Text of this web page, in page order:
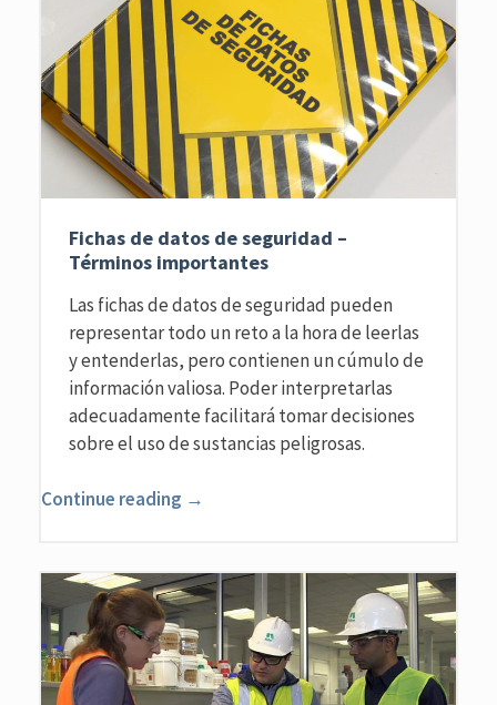
Fichas de datos de seguridad –
Términos importantes
Las fichas de datos de seguridad pueden
representar todo un reto a la hora de leerlas
y entenderlas, pero contienen un cúmulo de
información valiosa. Poder interpretarlas
adecuadamente facilitará tomar decisiones
sobre el uso de sustancias peligrosas.
Continue reading →